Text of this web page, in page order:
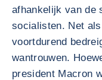
afhankelijk van de
socialisten. Net
voortdurend
wantrouwen.
president Macron